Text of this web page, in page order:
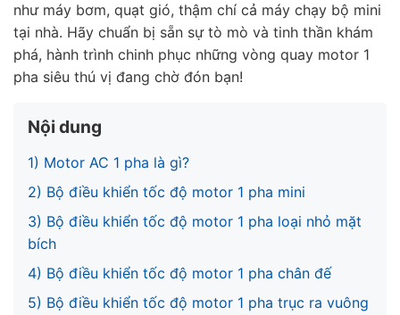
như máy bơm, quạt gió, thậm chí cả máy chạy bộ mini
tại nhà. Hãy chuẩn bị sẵn sự tò mò và tinh thần khám
phá, hành trình chinh phục những vòng quay motor 1
pha siêu thú vị đang chờ đón bạn!
Nội dung
1) Motor AC 1 pha là gì?
2) Bộ điều khiển tốc độ motor 1 pha mini
3) Bộ điều khiển tốc độ motor 1 pha loại nhỏ mặt
bích
4) Bộ điều khiển tốc độ motor 1 pha chân đế
5) Bộ điều khiển tốc độ motor 1 pha trục ra vuông